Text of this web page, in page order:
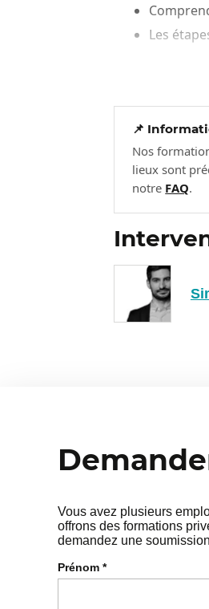
Les
📌
Nos
lieux sont
notre FAQ.
Vous avez plusieurs
offrons des formations
demandez une
Prénom *